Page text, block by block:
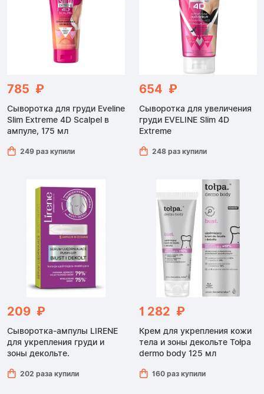
785 ₽
Сыворотка для груди Eveline
Slim Extreme 4D Scalpel в
ампуле, 175 мл
249 раз купили
654 ₽
Сыворотка для увеличения
груди EVELINE Slim 4D
Extreme
248 раз купили
209 ₽
Сыворотка-ампулы LIRENE
для укрепления груди и
зоны декольте.
202 раза купили
1 282 ₽
Крем для укрепления кожи
тела и зоны декольте Tołpa
dermo body 125 мл
160 раз купили